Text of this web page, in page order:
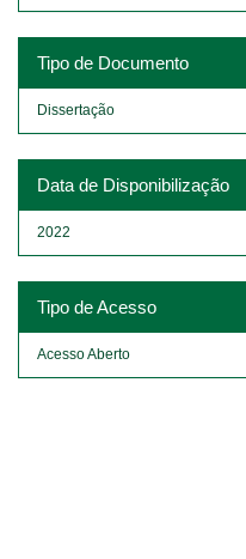
Tipo de Documento
Dissertação
Data de Disponibilização
2022
Tipo de Acesso
Acesso Aberto